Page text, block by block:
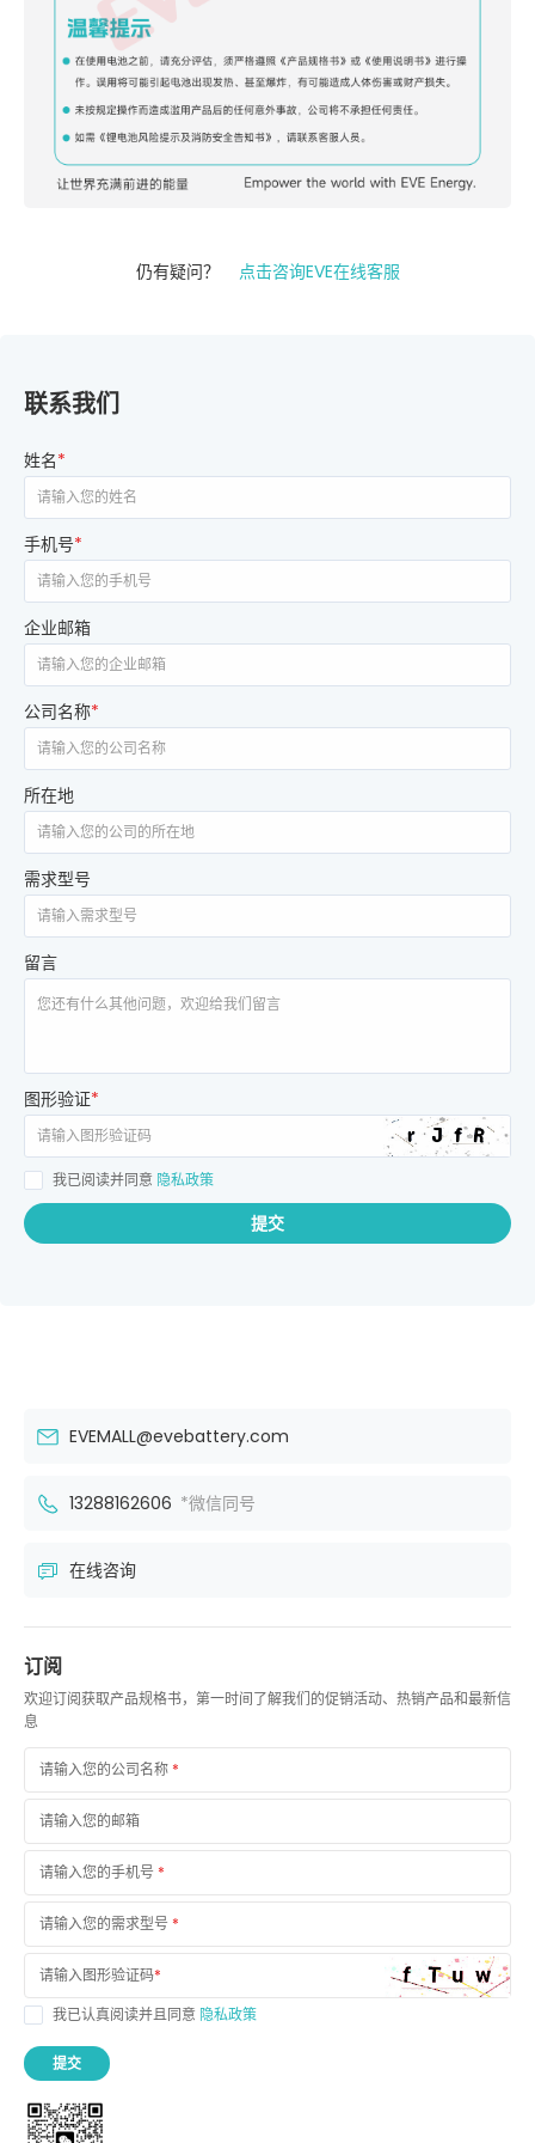
仍有疑问？ 点击咨询EVE在线客服
联系我们
姓名*
手机号*
企业邮箱
公司名称*
所在地
需求型号
留言
图形验证*
我已阅读并同意 隐私政策
提交
EVEMALL@evebattery.com
13288162606 *微信同号
在线咨询
订阅
欢迎订阅获取产品规格书，第一时间了解我们的促销活动、热销产品和最新信
息
请输入您的公司名称 *
请输入您的邮箱
请输入您的手机号 *
请输入您的需求型号 *
请输入图形验证码*
我已认真阅读并且同意 隐私政策
提交